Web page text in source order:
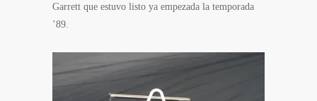
Garrett que estuvo listo ya empezada la temporada
’89.